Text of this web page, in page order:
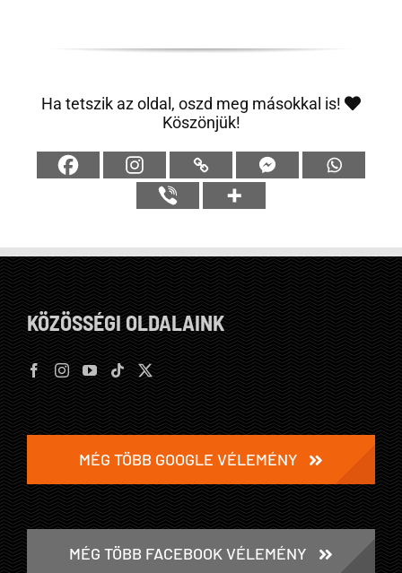
Ha tetszik az oldal, oszd meg másokkal is!
Köszönjük!
KÖZÖSSÉGI OLDALAINK
MÉG TÖBB GOOGLE VÉLEMÉNY
MÉG TÖBB FACEBOOK VÉLEMÉNY